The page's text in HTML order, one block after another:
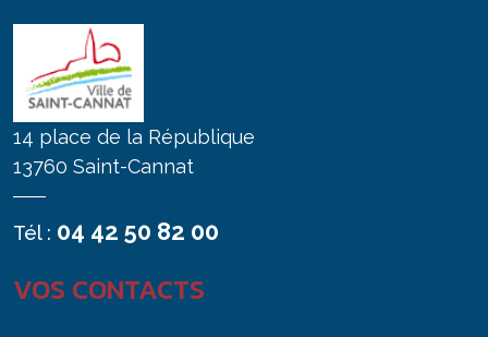
14 place de la République
13760 Saint-Cannat
Tél : 04 42 50 82 00
VOS CONTACTS